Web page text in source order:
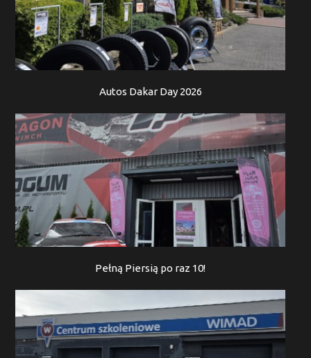
Autos Dakar Day 2026
Pełną Piersią po raz 10!